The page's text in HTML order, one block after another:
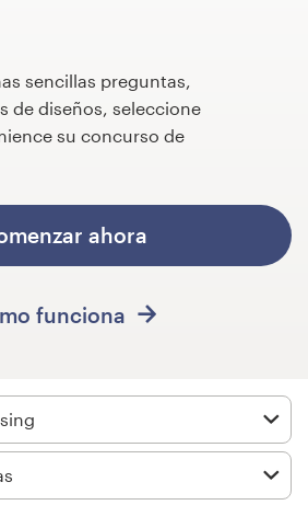
sencillas preguntas,
de diseños, seleccione
su concurso de
ahora
funciona